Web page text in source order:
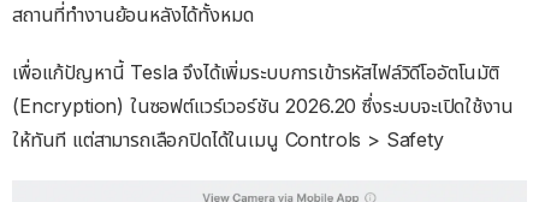
สถานที่ทำงานย้อนหลังได้ทั้งหมด
เพื่อแก้ปัญหานี้ Tesla จึงได้เพิ่มระบบการเข้ารหัสไฟล์วิดีโออัตโนมัติ
(Encryption) ในซอฟต์แวร์เวอร์ชัน 2026.20 ซึ่งระบบจะเปิดใช้งาน
ให้ทันที แต่สามารถเลือกปิดได้ในเมนู Controls > Safety